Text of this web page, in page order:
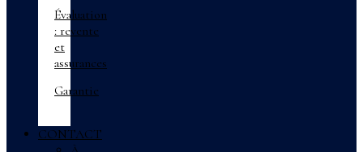
Évaluation
: revente
et
assurances
Garantie
CONTACT